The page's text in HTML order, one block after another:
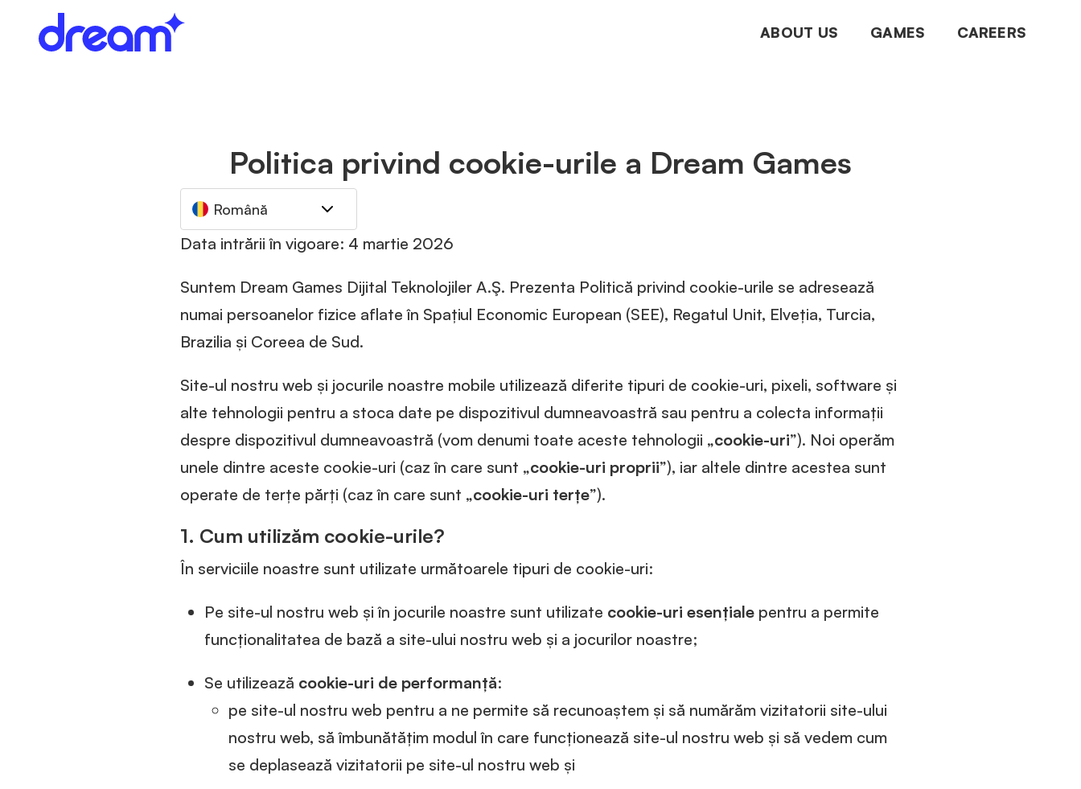
ABOUT US GAMES CAREERS
Politica privind cookie-urile a Dream Games
Română
Data intrării în vigoare: 4 martie 2026
Suntem Dream Games Dijital Teknolojiler A.Ş. Prezenta Politică privind cookie-urile se adresează
numai persoanelor fizice aflate în Spațiul Economic European (SEE), Regatul Unit, Elveția, Turcia,
Brazilia și Coreea de Sud.
Site-ul nostru web și jocurile noastre mobile utilizează diferite tipuri de cookie-uri, pixeli, software și
alte tehnologii pentru a stoca date pe dispozitivul dumneavoastră sau pentru a colecta informații
despre dispozitivul dumneavoastră (vom denumi toate aceste tehnologii „cookie-uri”). Noi operăm
unele dintre aceste cookie-uri (caz în care sunt „cookie-uri proprii”), iar altele dintre acestea sunt
operate de terțe părți (caz în care sunt „cookie-uri terțe”).
1. Cum utilizăm cookie-urile?
În serviciile noastre sunt utilizate următoarele tipuri de cookie-uri:
Pe site-ul nostru web și în jocurile noastre sunt utilizate cookie-uri esențiale pentru a permite
funcționalitatea de bază a site-ului nostru web și a jocurilor noastre;
Se utilizează cookie-uri de performanță:
pe site-ul nostru web pentru a ne permite să recunoaștem și să numărăm vizitatorii site-ului
nostru web, să îmbunătățim modul în care funcționează site-ul nostru web și să vedem cum
se deplasează vizitatorii pe site-ul nostru web și